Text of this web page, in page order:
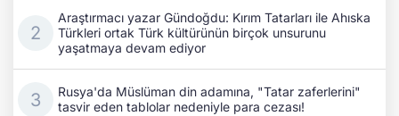
Araştırmacı yazar Gündoğdu: Kırım Tatarları ile Ahıska
Türkleri ortak Türk kültürünün birçok unsurunu
yaşatmaya devam ediyor
Rusya'da Müslüman din adamına, "Tatar zaferlerini"
tasvir eden tablolar nedeniyle para cezası!